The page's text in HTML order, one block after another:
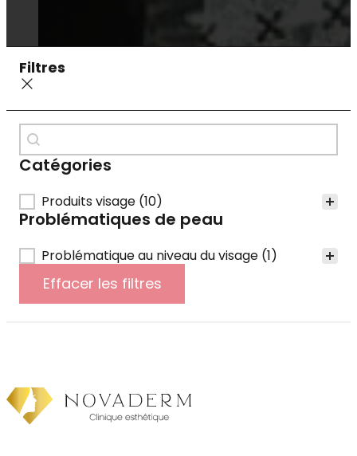
Filtres
WooCommerce > Recherche
Rechercher
Catégories
Catégories
Produits visage (10)
Problématiques de peau
Problématiques de peau
Problématique au niveau du visage (1)
Effacer les filtres